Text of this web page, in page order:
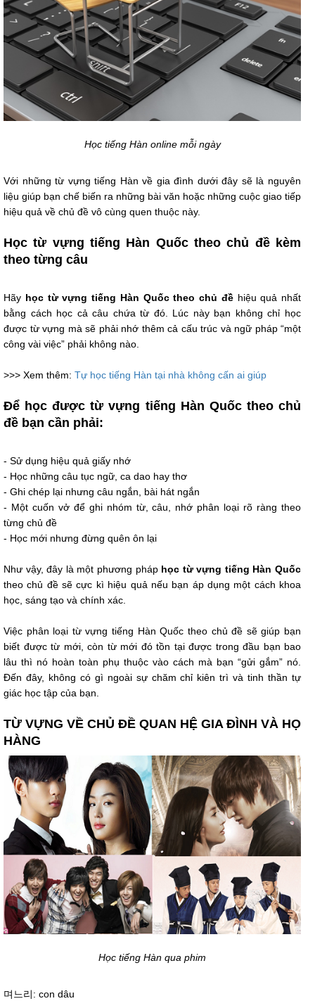
Học tiếng Hàn online mỗi ngày
Với những từ vựng tiếng Hàn về gia đình dưới đây sẽ là nguyên
liệu giúp bạn chế biến ra những bài văn hoặc những cuộc giao tiếp
hiệu quả về chủ đề vô cùng quen thuộc này.
Học từ vựng tiếng Hàn Quốc theo chủ đề kèm
theo từng câu
Hãy học từ vựng tiếng Hàn Quốc theo chủ đềhiệu quả nhất
bằng cách học cả câu chứa từ đó. Lúc này bạn không chỉ học
được từ vựng mà sẽ phải nhớ thêm cả cấu trúc và ngữ pháp “một
công vài việc” phải không nào.
>>> Xem thêm: Tự học tiếng Hàn tại nhà không cấn ai giúp
Để học được từ vựng tiếng Hàn Quốc theo chủ
đề bạn cần phải:
- Sử dụng hiệu quả giấy nhớ
- Học những câu tục ngữ, ca dao hay thơ
- Ghi chép lại nhưng câu ngắn, bài hát ngắn
- Một cuốn vở để ghi nhóm từ, câu, nhớ phân loại rõ ràng theo
từng chủ đề
- Học mới nhưng đừng quên ôn lại
Như vậy, đây là một phương pháp học từ vựng tiếng Hàn Quốc
theo chủ đề sẽ cực kì hiệu quả nếu bạn áp dụng một cách khoa
học, sáng tạo và chính xác.
Việc phân loại từ vựng tiếng Hàn Quốc theo chủ đề sẽ giúp bạn
biết được từ mới, còn từ mới đó tồn tại được trong đầu bạn bao
lâu thì nó hoàn toàn phụ thuộc vào cách mà bạn “gửi gắm” nó.
Đến đây, không có gì ngoài sự chăm chỉ kiên trì và tinh thần tự
giác học tập của bạn.
TỪ VỰNG VỀ CHỦ ĐỀ QUAN HỆ GIA ĐÌNH VÀ HỌ
HÀNG
Học tiếng Hàn qua phim
며느리: con dâu